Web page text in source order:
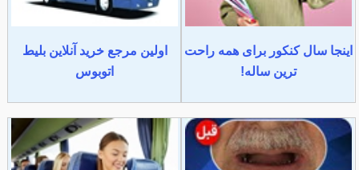
اینجا سال کنکور برای همه راحت
ترین ساله!
اولین مرجع خرید آنلاین بلیط
اتوبوس